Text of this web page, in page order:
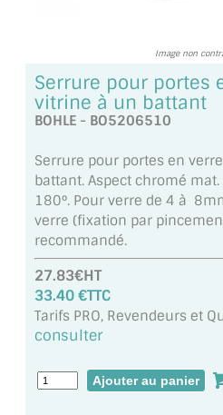
MIROIR DÉCORATIF DE
MIROIR POUR PORTE
MIROIR DE SALLE DE BAIN
MIROIR POUR SALLE DE
MIROIR POUR SALLE DE
MIROIR ENCADRÉ
Image non
Serrure pour portes
vitrine à un battant
BOHLE - BO5206510
Serrure pour portes en
battant. Aspect chromé
180°. Pour verre de 4 à
verre (fixation par
recommandé.
27.83€HT
33.40 €TTC
Tarifs PRO, Revendeurs et
consulter